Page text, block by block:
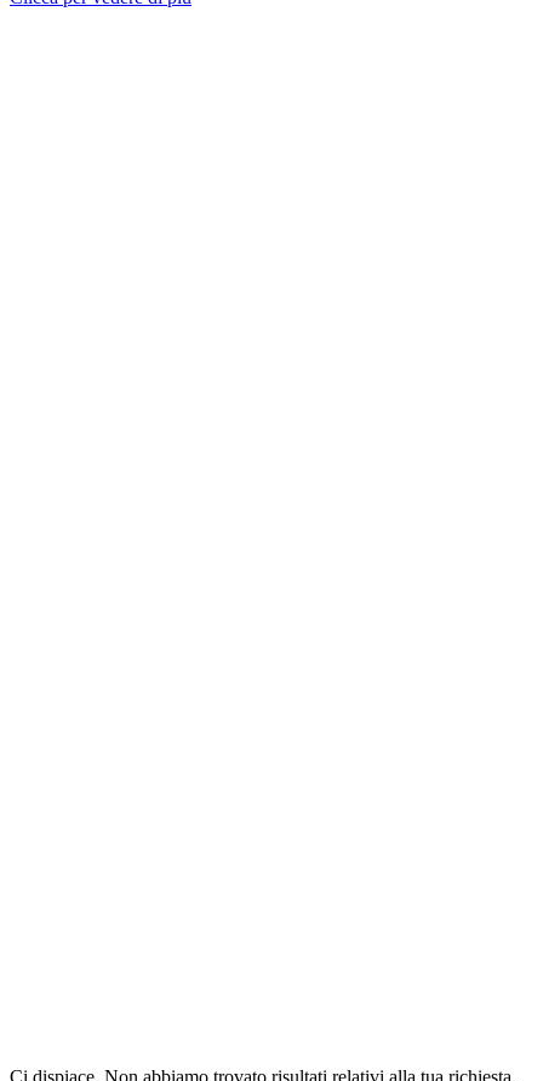
Ci dispiace. Non abbiamo trovato risultati relativi alla tua richiesta.